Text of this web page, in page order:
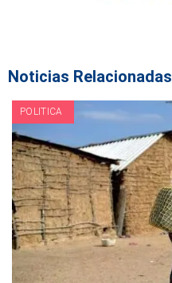
Noticias Relacionadas
POLITICA